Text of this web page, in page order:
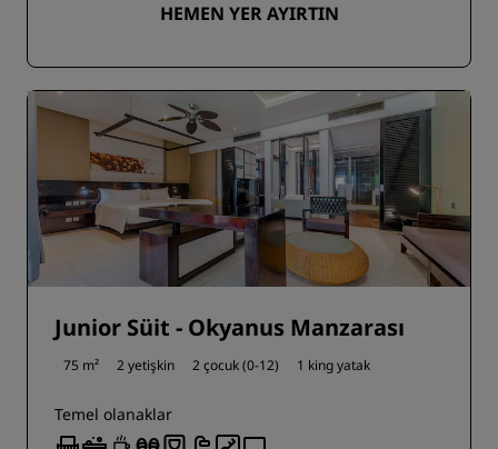
HEMEN YER AYIRTIN
Junior Süit - Okyanus Manzarası
75 m² 2 yetişkin 2 çocuk (0-12) 1 king yatak
Temel olanaklar